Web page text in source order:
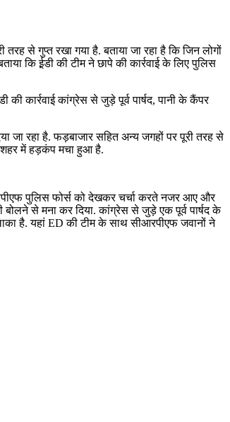
से गुप्त रखा गया है. बताया जा रहा है कि जिन लोगों
कि ई़डी की टीम ने छापे की कार्रवाई के लिए पुलिस
कार्रवाई कांग्रेस से जुड़े पूर्व पार्षद, पानी के कैंपर
जा रहा है. फड़बाजार सहित अन्य जगहों पर पूरी तरह से
शहर में हड़कंप मचा हुआ है.
पुलिस फोर्स को देखकर चर्चा करते नजर आए और
बोलने से मना कर दिया. कांग्रेस से जुड़े एक पूर्व पार्षद के
है. यहां ED की टीम के साथ सीआरपीएफ जवानों ने